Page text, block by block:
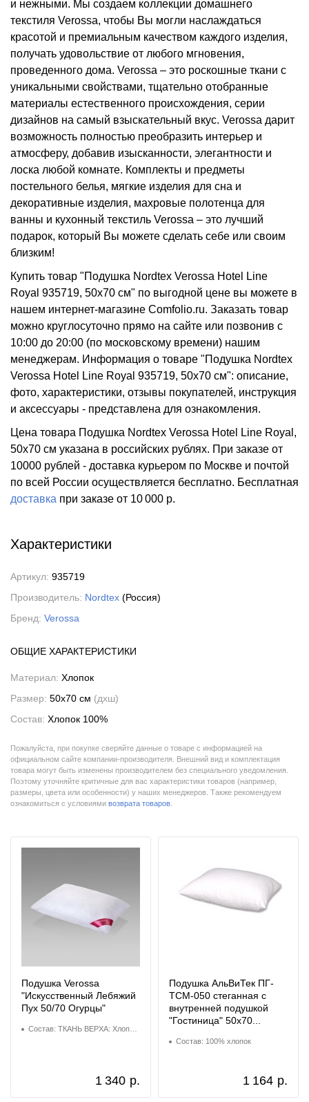
и нежными. Мы создаем коллекции домашнего
текстиля Verossa, чтобы Вы могли наслаждаться
красотой и премиальным качеством каждого изделия,
получать удовольствие от любого мгновения,
проведенного дома. Verossa – это роскошные ткани с
уникальными свойствами, тщательно отобранные
материалы естественного происхождения, серии
дизайнов на самый взыскательный вкус. Verossa дарит
возможность полностью преобразить интерьер и
атмосферу, добавив изысканности, элегантности и
лоска любой комнате. Комплекты и предметы
постельного белья, мягкие изделия для сна и
декоративные изделия, махровые полотенца для
ванны и кухонный текстиль Verossa – это лучший
подарок, который Вы можете сделать себе или своим
близким!
Купить товар "Подушка Nordtex Verossa Hotel Line
Royal 935719, 50x70 см" по выгодной цене вы можете в
нашем интернет-магазине Comfolio.ru. Заказать товар
можно круглосуточно прямо на сайте или позвонив с
10:00 до 20:00 (по московскому времени) нашим
менеджерам. Информация о товаре "Подушка Nordtex
Verossa Hotel Line Royal 935719, 50x70 см": описание,
фото, характеристики, отзывы покупателей, инструкция
и аксессуары - представлена для ознакомления.
Цена товара Подушка Nordtex Verossa Hotel Line Royal,
50x70 см указана в российских рублях. При заказе от
10000 рублей - доставка курьером по Москве и почтой
по всей России осуществляется бесплатно. Бесплатная
доставка при заказе от 10 000 р.
Характеристики
Артикул: 935719
Производитель: Nordtex (Россия)
Бренд: Verossa
ОБЩИЕ ХАРАКТЕРИСТИКИ
Материал: Хлопок
Размер: 50x70 см (дxш)
Состав: Хлопок 100%
Пожалуйста, при покупке сверяйте данные о товаре с информацией на
официальном сайте компании-производителя. Внешний вид и комплектация
товара могут быть изменены производителем без специального уведомления.
Поэтому уточняйте критичные для вас характеристики товаров (например,
размеры, цвета или особенности) у наших менеджеров. Также рекомендуем
ознакомиться с условиями возврата товаров
Подушка Verossa
"Искусственный Лебяжий
Пух 50/70 Огурцы"
Состав: ТКАНЬ ВЕРХА: Хлопок 100% НАПОЛНИТЕЛЬ: Полиэстер 100%
1 340 р.
Подушка АльВиТек ПГ-
ТСМ-050 стеганная с
внутренней подушкой
"Гостиница" 50х70...
Состав: 100% хлопок
1 164 р.